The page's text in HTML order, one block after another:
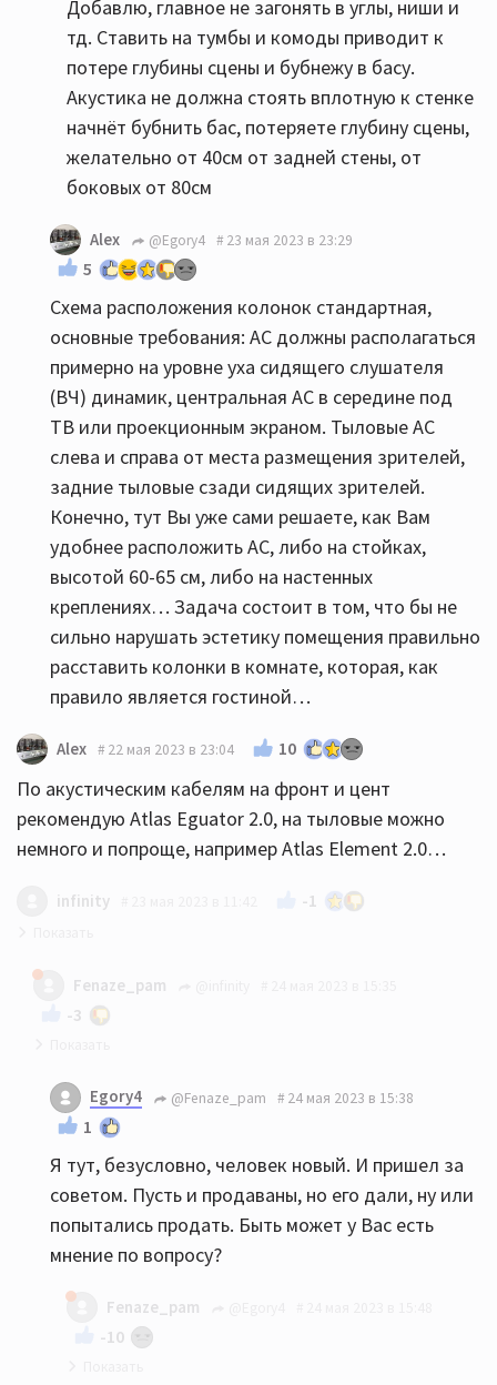
Добавлю, главное не загонять в углы, ниши и
тд. Ставить на тумбы и комоды приводит к
потере глубины сцены и бубнежу в басу.
Акустика не должна стоять вплотную к стенке
начнёт бубнить бас, потеряете глубину сцены,
желательно от 40см от задней стены, от
боковых от 80см
Alex @Egory4 23 мая 2023 в 23:29
5
Схема расположения колонок стандартная,
основные требования: АС должны располагаться
примерно на уровне уха сидящего слушателя
(ВЧ) динамик, центральная АС в середине под
ТВ или проекционным экраном. Тыловые АС
слева и справа от места размещения зрителей,
задние тыловые сзади сидящих зрителей.
Конечно, тут Вы уже сами решаете, как Вам
удобнее расположить АС, либо на стойках,
высотой 60-65 см, либо на настенных
креплениях… Задача состоит в том, что бы не
сильно нарушать эстетику помещения правильно
расставить колонки в комнате, которая, как
правило является гостиной…
Alex 22 мая 2023 в 23:04 10
По акустическим кабелям на фронт и цент
рекомендую Atlas Eguator 2.0, на тыловые можно
немного и попроще, например Atlas Element 2.0…
infinity -1
за 20-30 можно брать что угодно, хуже не станет
Fenaze_pam
-3
Тут религия,не поймут
Egory4 @Fenaze_pam 24 мая 2023 в 15:38
1
Я тут, безусловно, человек новый. И пришел за
советом. Пусть и продаваны, но его дали, ну или
попытались продать. Быть может у Вас есть
мнение по вопросу?
Fenaze_pam
-10